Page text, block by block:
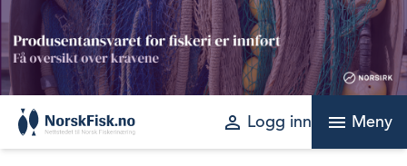
Skip
to
content
perm_identity Logg inn menu Meny